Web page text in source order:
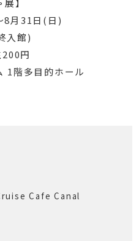
】
8月31日(日)
入館)
円
1階多目的ホール
Cafe Canal